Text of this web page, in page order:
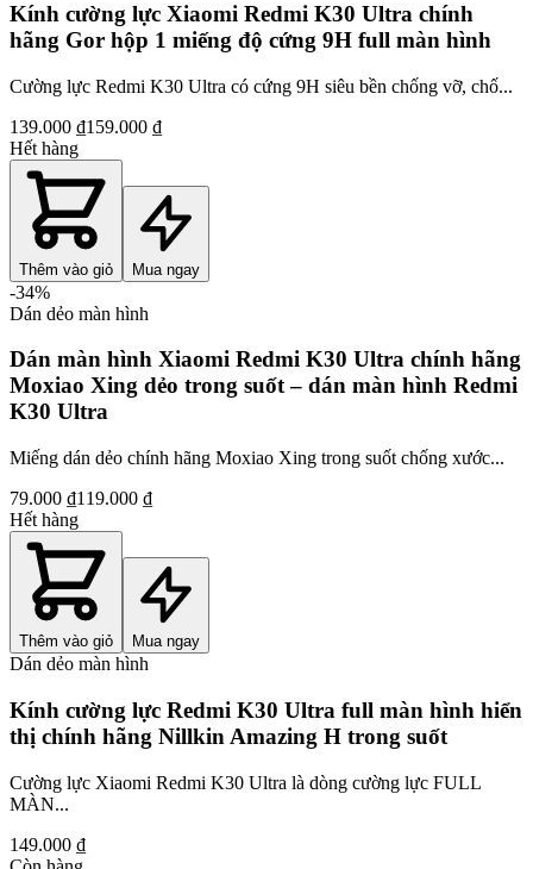
Kính cường lực Xiaomi Redmi K30 Ultra chính
hãng Gor hộp 1 miếng độ cứng 9H full màn hình
Cường lực Redmi K30 Ultra có cứng 9H siêu bền chống vỡ, chố...
139.000 ₫159.000 ₫
Hết hàng
Thêm vào giỏ Mua ngay
-34%
Dán dẻo màn hình
Dán màn hình Xiaomi Redmi K30 Ultra chính hãng
Moxiao Xing dẻo trong suốt – dán màn hình Redmi
K30 Ultra
Miếng dán dẻo chính hãng Moxiao Xing trong suốt chống xước...
79.000 ₫119.000 ₫
Hết hàng
Thêm vào giỏ Mua ngay
Dán dẻo màn hình
Kính cường lực Redmi K30 Ultra full màn hình hiển
thị chính hãng Nillkin Amazing H trong suốt
Cường lực Xiaomi Redmi K30 Ultra là dòng cường lực FULL
MÀN...
149.000 ₫